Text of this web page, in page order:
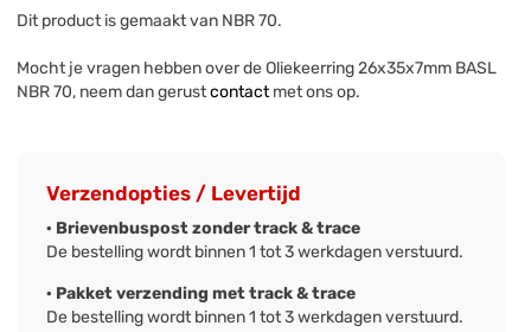
Dit product is gemaakt van NBR 70.
Mocht je vragen hebben over de Oliekeerring 26x35x7mm BASL
NBR 70, neem dan gerustcontactmet ons op.
Verzendopties / Levertijd
· Brievenbuspost zonder track & trace
De bestelling wordt binnen 1 tot 3 werkdagen verstuurd.
· Pakket verzending met track & trace
De bestelling wordt binnen 1 tot 3 werkdagen verstuurd.